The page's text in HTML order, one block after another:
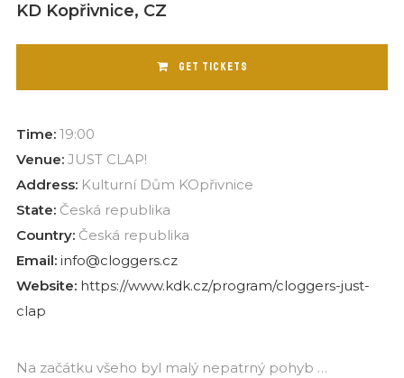
KD Kopřivnice, CZ
GET TICKETS
Time:19:00
Venue:JUST CLAP!
Address:Kulturní Dům KOpřivnice
State:Česká republika
Country:Česká republika
Email: info@cloggers.cz
Website: https://www.kdk.cz/program/cloggers-just-
clap
Na začátku všeho byl malý nepatrný pohyb …